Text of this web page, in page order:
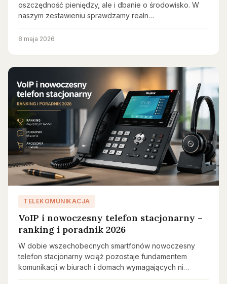
oszczędność pieniędzy, ale i dbanie o środowisko. W
naszym zestawieniu sprawdzamy realn…
8 maja 2026
TELEKOMUNIKACJA
VoIP i nowoczesny telefon stacjonarny –
ranking i poradnik 2026
W dobie wszechobecnych smartfonów nowoczesny
telefon stacjonarny wciąż pozostaje fundamentem
komunikacji w biurach i domach wymagających ni…